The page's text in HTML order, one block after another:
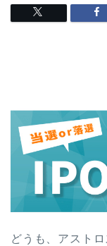
どうも、アスト